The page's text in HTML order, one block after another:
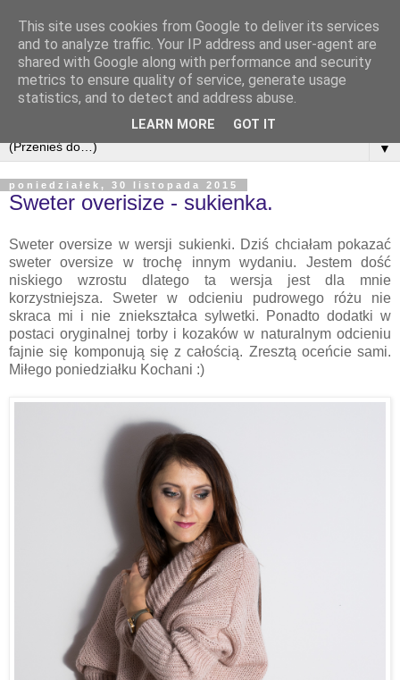
▼
poniedziałek, 30 listopada 2015
Sweter overisize - sukienka.
Sweter oversize w wersji sukienki. Dziś chciałam pokazać
sweter oversize w trochę innym wydaniu. Jestem dość
niskiego wzrostu dlatego ta wersja jest dla mnie
korzystniejsza. Sweter w odcieniu pudrowego różu nie
skraca mi i nie zniekształca sylwetki. Ponadto dodatki w
postaci oryginalnej torby i kozaków w naturalnym odcieniu
fajnie się komponują się z całością. Zresztą oceńcie sami.
Miłego poniedziałku Kochani :)
This site uses cookies from Google to deliver its services
and to analyze traffic. Your IP address and user-agent are
shared with Google along with performance and security
metrics to ensure quality of service, generate usage
statistics, and to detect and address abuse.
LEARN MORE GOT IT